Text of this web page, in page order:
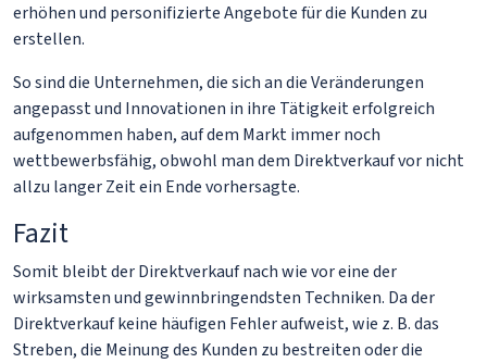
erhöhen und personifizierte Angebote für die Kunden zu
erstellen.
So sind die Unternehmen, die sich an die Veränderungen
angepasst und Innovationen in ihre Tätigkeit erfolgreich
aufgenommen haben, auf dem Markt immer noch
wettbewerbsfähig, obwohl man dem Direktverkauf vor nicht
allzu langer Zeit ein Ende vorhersagte.
Fazit
Somit bleibt der Direktverkauf nach wie vor eine der
wirksamsten und gewinnbringendsten Techniken. Da der
Direktverkauf keine häufigen Fehler aufweist, wie z. B. das
Streben, die Meinung des Kunden zu bestreiten oder die